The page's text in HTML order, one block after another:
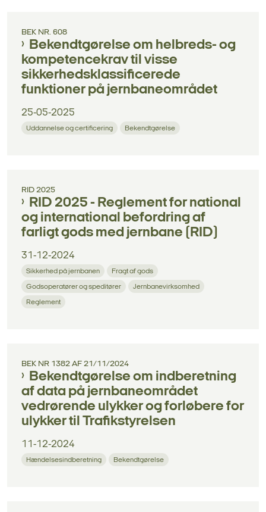
BEK NR. 608
Bekendtgørelse om helbreds- og
kompetencekrav til visse
sikkerhedsklassificerede
funktioner på jernbaneområdet
25-05-2025
Uddannelse og certificering Bekendtgørelse
RID 2025
RID 2025 - Reglement for national
og international befordring af
farligt gods med jernbane (RID)
31-12-2024
Sikkerhed på jernbanen Fragt af gods
Godsoperatører og speditører Jernbanevirksomhed
Reglement
BEK NR 1382 AF 21/11/2024
Bekendtgørelse om indberetning
af data på jernbaneområdet
vedrørende ulykker og forløbere for
ulykker til Trafikstyrelsen
11-12-2024
Hændelsesindberetning Bekendtgørelse